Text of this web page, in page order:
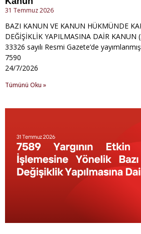
31 Temmuz 2026
BAZI KANUN VE KANUN HÜKMÜNDE
DEĞİŞİKLİK YAPILMASINA DAİR KANUN
33326 sayılı Resmi Gazete’de
7590 Kabul
24/7/2026
Tümünü Oku »